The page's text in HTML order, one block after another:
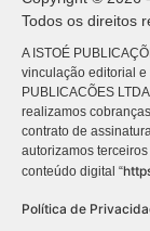
Todos os direitos
A ISTOÉ
vinculação editorial e
PUBLICACÕES
realizamos
contrato de
autorizamos
conteúdo digital “
Política de